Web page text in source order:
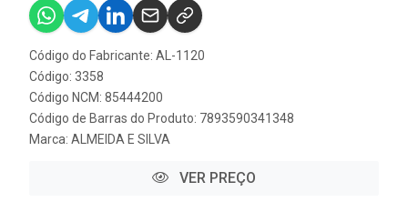
Código do Fabricante: AL-1120
Código: 3358
Código NCM: 85444200
Código de Barras do Produto: 7893590341348
Marca: ALMEIDA E SILVA
VER PREÇO